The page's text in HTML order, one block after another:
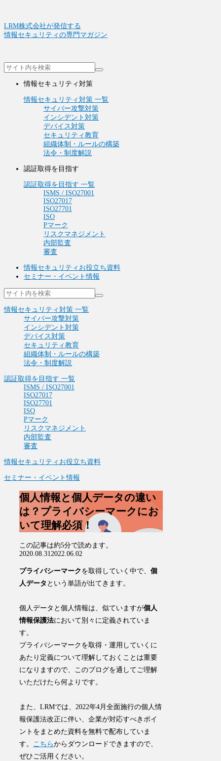
LRM株式会社が発信する
情報セキュリティの専門マガジン
情報セキュリティ対策
情報セキュリティ対策 一覧
サイバー攻撃対策
インシデント対策
デバイス対策
セキュリティ教育
組織体制・ルールの構築
法令・制度解説
認証取得を目指す
認証取得を目指す 一覧
ISMS / ISO27001
ISO27017
ISO27701
ISO
Pマーク
リスクマネジメント
内部監査
審査
情報セキュリティお役立ち資料
セミナー・イベント情報
情報セキュリティ対策 一覧
サイバー攻撃対策
インシデント対策
デバイス対策
セキュリティ教育
組織体制・ルールの構築
法令・制度解説
認証取得を目指す 一覧
ISMS / ISO27001
ISO27017
ISO27701
ISO
Pマーク
リスクマネジメント
内部監査
審査
情報セキュリティお役立ち資料
セミナー・イベント情報
個人情報と個人データの違い
は？プライバシーマークにお
いて理解必須！
この記事は約5分で読めます。
2020.08.31 2022.06.02
プライバシーマーク を取得していく中で、個
人データ という単語が出てきます。
個人データと個人情報は、似ていますが個人
情報保護法において別々に定義されていま
す。
プライバシーマークを取得・運用していくに
あたり定義について理解しておくことは重要
になりますので、このブログを通してご理解
いただけたら何よりです。
また、LRMでは、2022年4月全面施行の個人情
報保護法改正に伴い、企業が対応すべきポイ
ントをまとめた資料を無料で配布していま
す。 こちらからダウンロードできますので、
ぜひご活用ください。